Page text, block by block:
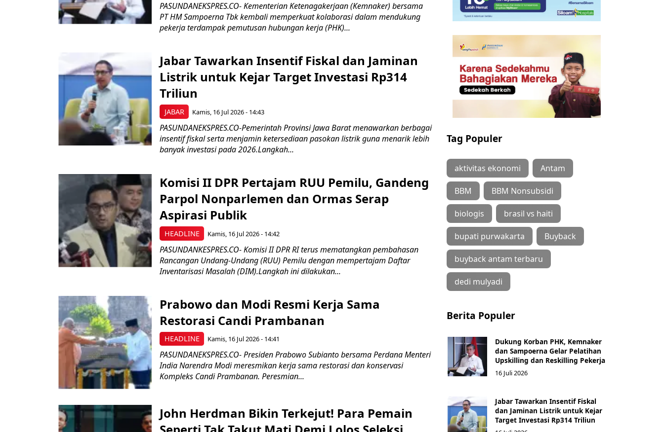
PASUNDANEKSPRES.CO- Kementerian Ketenagakerjaan (Kemnaker) bersama
PT HM Sampoerna Tbk kembali memperkuat kolaborasi dalam mendukung
pekerja terdampak pemutusan hubungan kerja (PHK)...
JABAR
Jabar Tawarkan Insentif Fiskal dan Jaminan
Listrik untuk Kejar Target Investasi Rp314
Triliun
Kamis, 16 Jul 2026 - 14:43
PASUNDANEKSPRES.CO-Pemerintah Provinsi Jawa Barat menawarkan berbagai
insentif fiskal serta menjamin ketersediaan pasokan listrik guna menarik lebih
banyak investasi pada 2026.Langkah...
HEADLINE
Komisi II DPR Pertajam RUU Pemilu, Gandeng
Parpol Nonparlemen dan Ormas Serap
Aspirasi Publik
Kamis, 16 Jul 2026 - 14:42
PASUNDANKESPRES.CO- Komisi II DPR RI terus mematangkan pembahasan
Rancangan Undang-Undang (RUU) Pemilu dengan mempertajam Daftar
Inventarisasi Masalah (DIM).Langkah ini dilakukan...
HEADLINE
Prabowo dan Modi Resmi Kerja Sama
Restorasi Candi Prambanan
Kamis, 16 Jul 2026 - 14:41
PASUNDANEKSPRES.CO- Presiden Prabowo Subianto bersama Perdana Menteri
India Narendra Modi meresmikan kerja sama restorasi dan konservasi
Kompleks Candi Prambanan. Peresmian...
John Herdman Bikin Terkejut! Para Pemain
Tag Populer
aktivitas ekonomi Antam
BBM BBM Nonsubsidi
biologis brasil vs haiti
bupati purwakarta Buyback
buyback antam terbaru
dedi mulyadi
Berita Populer
Dukung Korban PHK, Kemnaker
dan Sampoerna Gelar Pelatihan
Upskilling dan Reskilling Pekerja
16 Juli 2026
Jabar Tawarkan Insentif Fiskal
dan Jaminan Listrik untuk Kejar
Target Investasi Rp314 Triliun